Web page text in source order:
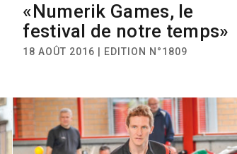
«Numerik Games, le
festival de notre temps»
18 AOÛT 2016 | EDITION N°1809